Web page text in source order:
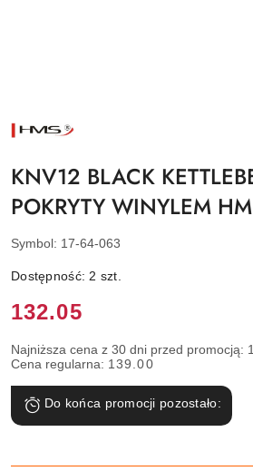
NAZWA
PRODUCENTA:
KNV12 BLACK
POKRYTY WINYLEM
Symbol: 17-64-063
Dostępność: 2 szt.
Cena:
132.05
Najniższa cena z 30 dni przed promocją:
Cena regularna: 139.00
Do końca promocji pozostało: